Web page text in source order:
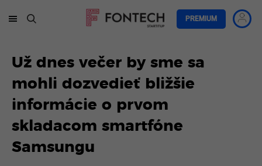
PREMIUM
Už dnes večer by sme sa
mohli dozvedieť bližšie
informácie o prvom
skladacom smartfóne
Samsungu